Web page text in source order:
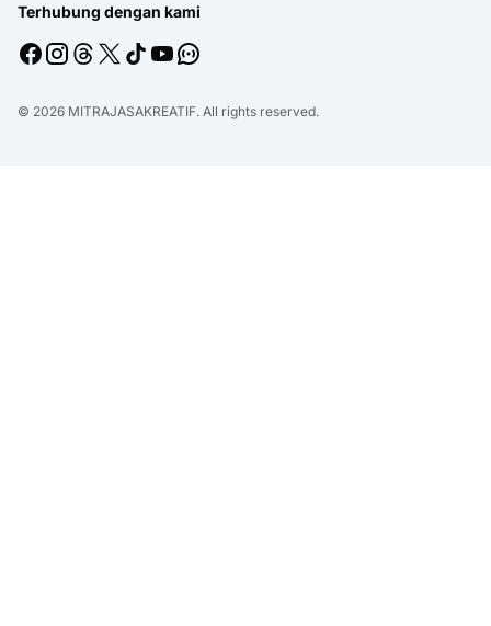
Terhubung dengan kami
© 2026 MITRAJASAKREATIF. All rights reserved.